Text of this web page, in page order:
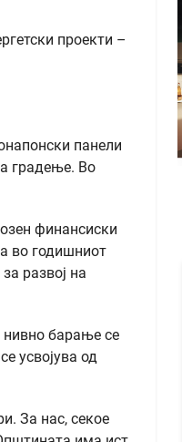
проекти –
панели
градење. Во
финансиски
во годишниот
развој на
нивно барање се
усвојува од
За нас, секое